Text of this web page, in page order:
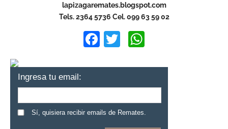
lapizagaremates.blogspot.com
Tels. 2364 5736 Cel. 099 63 59 02
Facebook
Twitter
Ingresa tu email:
Sí, quisiera recibir emails de Remates.